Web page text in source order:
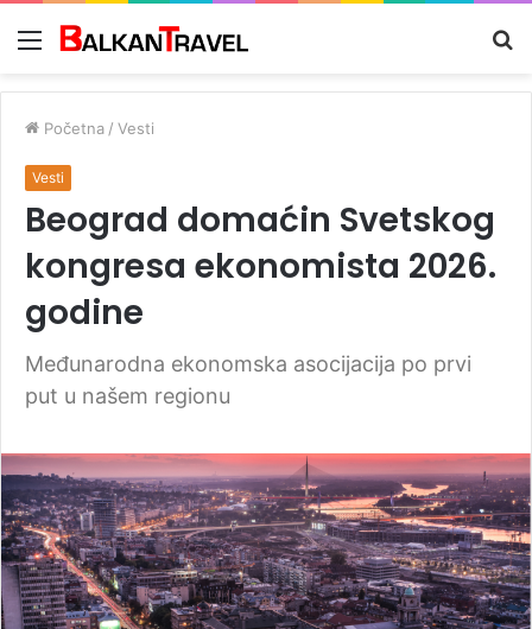
Meni
Početna / Vesti
Vesti
Beograd domaćin Svetskog
kongresa ekonomista 2026.
godine
Međunarodna ekonomska asocijacija po prvi
put u našem regionu